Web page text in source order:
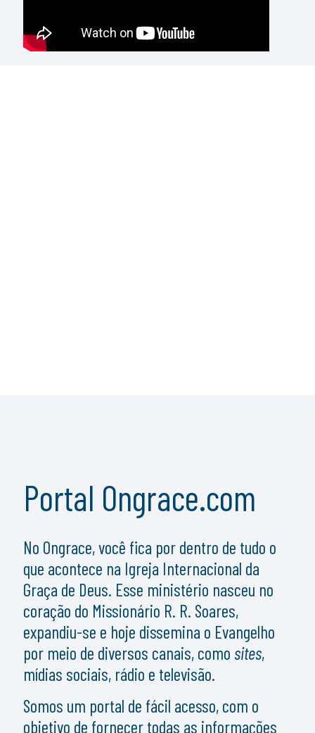
Portal Ongrace.com
No Ongrace, você fica por dentro de tudo o
que acontece na Igreja Internacional da
Graça de Deus. Esse ministério nasceu no
coração do Missionário R. R. Soares,
expandiu-se e hoje dissemina o Evangelho
por meio de diversos canais, como sites,
mídias sociais, rádio e televisão.
Somos um portal de fácil acesso, com o
objetivo de fornecer todas as informações